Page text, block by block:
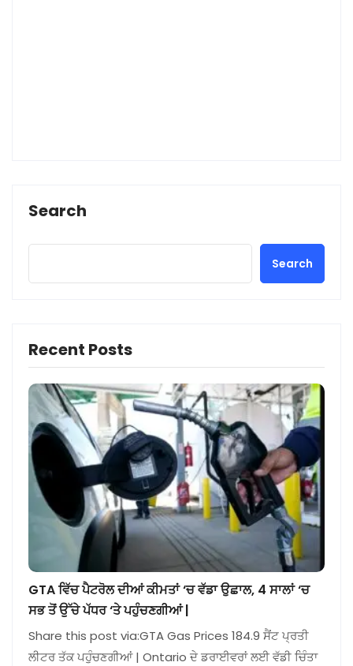
Search
Search
Recent Posts
GTA ਵਿੱਚ ਪੈਟਰੋਲ ਦੀਆਂ ਕੀਮਤਾਂ ‘ਚ ਵੱਡਾ ਉਛਾਲ, 4 ਸਾਲਾਂ ‘ਚ
ਸਭ ਤੋਂ ਉੱਚੇ ਪੱਧਰ ‘ਤੇ ਪਹੁੰਚਣਗੀਆਂ |
Share this post via:GTA Gas Prices 184.9 ਸੈਂਟ ਪ੍ਰਤੀ
ਲੀਟਰ ਤੱਕ ਪਹੁੰਚਣਗੀਆਂ | Ontario ਦੇ ਡਰਾਈਵਰਾਂ ਲਈ ਵੱਡੀ ਚਿੰਤਾ